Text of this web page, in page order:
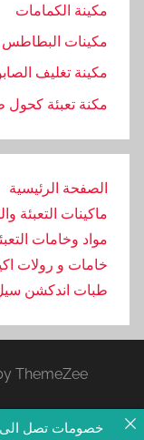
مكينة الكمامات
مكينات البطاطس
مكينة تغليف
مكنة تعبئة كحول
الصفحة الرئيسية
ماكينات التعبئة
مواد وخامات
خامات و رولات
طبات اندكشن
ThemeZee.
خصومات تصل الى 40 %... قد توجد اخطاء ..اتصل بالمبيعات